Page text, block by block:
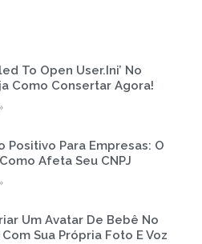
To Open User.ini’ No
Como Consertar Agora!
Positivo Para Empresas: O
Afeta Seu CNPJ
Um Avatar De Bebê No
Sua Própria Foto E Voz
PagePagePage